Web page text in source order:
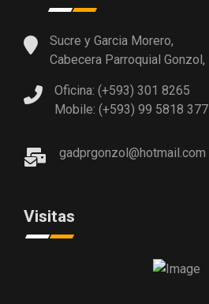
Sucre y Garcia Morero,
Cabecera Parroquial Gonzol,
Oficina: (+593) 301 8265
Mobile: (+593) 99 5818 377
gadprgonzol@hotmail.com
Visitas